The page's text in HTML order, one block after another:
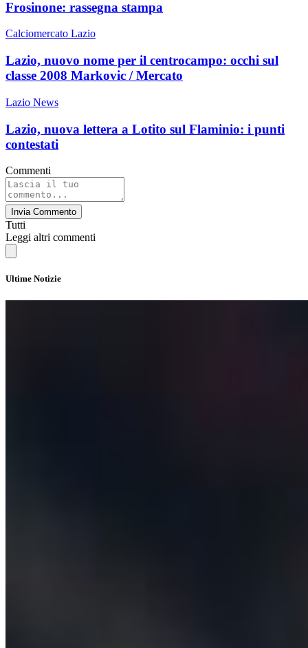
Frosinone: rassegna stampa
Calciomercato Lazio
Lazio, nuovo nome per il centrocampo: occhi sul
classe 2008 Markovic / Mercato
Lazio News
Lazio, nuova lettera a Lotito sul Flaminio: i punti
contestati
Commenti
Invia Commento
Tutti
Leggi altri commenti
Ultime Notizie